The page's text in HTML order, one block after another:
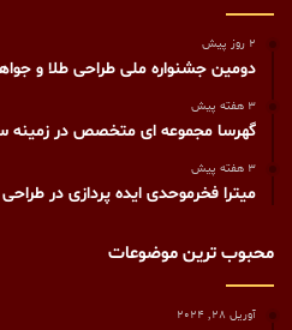
2 روز پیش
دومین جشنواره ملی طراحی طلا و
3 هفته پیش
گهرسا مجموعه ای متخصص در زمینه
3 هفته پیش
میترا فخرموحدی ایده پردازی در
محبوب ترین موضوعات
آوریل 28, 2024